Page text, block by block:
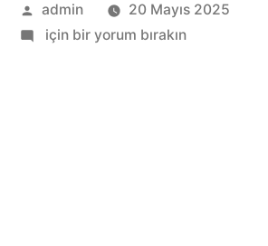
admin
20 Mayıs 2025
için bir yorum bırakın